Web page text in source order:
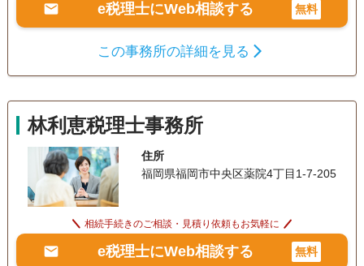
e税理士にWeb相談する 無料
この事務所の詳細を見る
林利恵税理士事務所
住所
福岡県福岡市中央区薬院4丁目1-7-205
相続手続きのご相談・見積り依頼もお気軽に
e税理士にWeb相談する 無料